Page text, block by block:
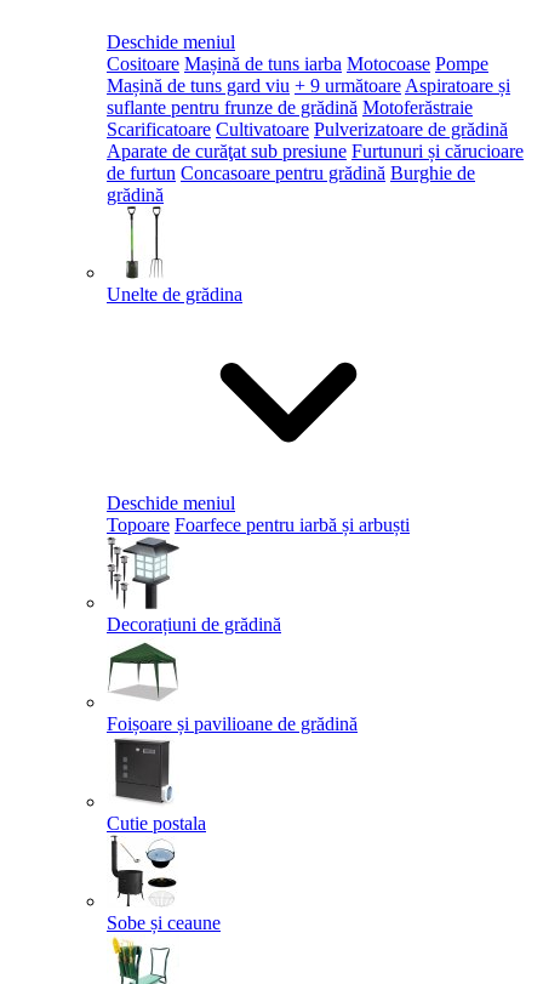
Deschide meniul
Cositoare Mașină de tuns iarba Motocoase Pompe
Mașină de tuns gard viu + 9 următoare Aspiratoare și
suflante pentru frunze de grădină Motoferăstraie
Scarificatoare Cultivatoare Pulverizatoare de grădină
Aparate de curăţat sub presiune Furtunuri și cărucioare
de furtun Concasoare pentru grădină Burghie de
grădină
Unelte de grădina
Deschide meniul
Topoare Foarfece pentru iarbă și arbuști
Decorațiuni de grădină
Foișoare și pavilioane de grădină
Cutie postala
Sobe și ceaune